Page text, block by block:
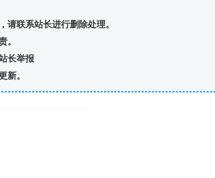
联系站长进行删除处理。
。
长举报
新。